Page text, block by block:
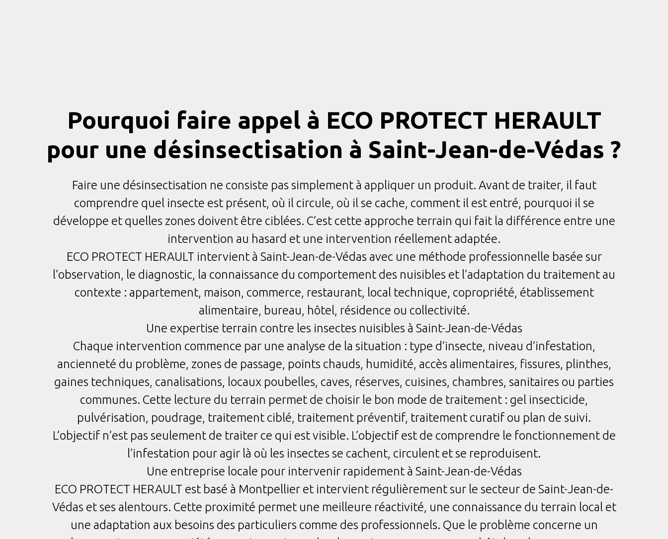
Pourquoi faire appel à ECO PROTECT HERAULT
pour une désinsectisation à Saint-Jean-de-Védas ?
Faire une désinsectisation ne consiste pas simplement à appliquer un produit. Avant de traiter, il faut
comprendre quel insecte est présent, où il circule, où il se cache, comment il est entré, pourquoi il se
développe et quelles zones doivent être ciblées. C’est cette approche terrain qui fait la différence entre une
intervention au hasard et une intervention réellement adaptée.
ECO PROTECT HERAULT intervient à Saint-Jean-de-Védas avec une méthode professionnelle basée sur
l’observation, le diagnostic, la connaissance du comportement des nuisibles et l’adaptation du traitement au
contexte : appartement, maison, commerce, restaurant, local technique, copropriété, établissement
alimentaire, bureau, hôtel, résidence ou collectivité.
Une expertise terrain contre les insectes nuisibles à Saint-Jean-de-Védas
Chaque intervention commence par une analyse de la situation : type d’insecte, niveau d’infestation,
ancienneté du problème, zones de passage, points chauds, humidité, accès alimentaires, fissures, plinthes,
gaines techniques, canalisations, locaux poubelles, caves, réserves, cuisines, chambres, sanitaires ou parties
communes. Cette lecture du terrain permet de choisir le bon mode de traitement : gel insecticide,
pulvérisation, poudrage, traitement ciblé, traitement préventif, traitement curatif ou plan de suivi.
L’objectif n’est pas seulement de traiter ce qui est visible. L’objectif est de comprendre le fonctionnement de
l’infestation pour agir là où les insectes se cachent, circulent et se reproduisent.
Une entreprise locale pour intervenir rapidement à Saint-Jean-de-Védas
ECO PROTECT HERAULT est basé à Montpellier et intervient régulièrement sur le secteur de Saint-Jean-de-
Védas et ses alentours. Cette proximité permet une meilleure réactivité, une connaissance du terrain local et
une adaptation aux besoins des particuliers comme des professionnels. Que le problème concerne un